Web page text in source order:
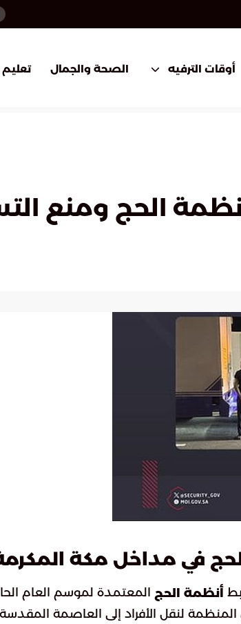
أوقات الترفيه الصحة والجمال تعليم
الحج ومنع
في مداخل مكة
أنظمة الحج المعتمدة لموسم العام
لنقل الأفراد إلى العاصمة